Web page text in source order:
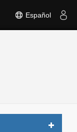
Español
Toggle